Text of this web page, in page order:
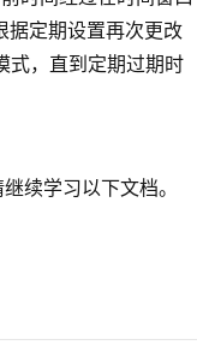
据定期设置再次更改
式，直到定期过期时
续学习以下文档。